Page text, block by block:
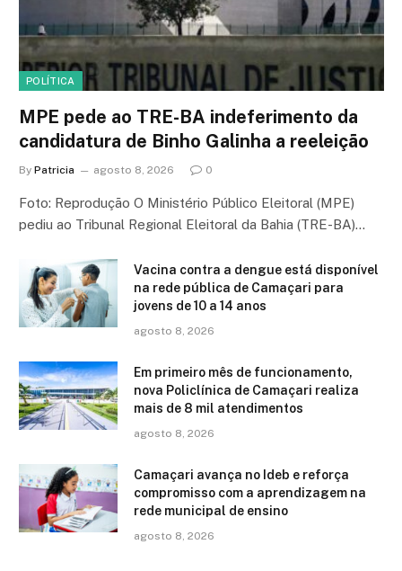
POLÍTICA
MPE pede ao TRE-BA indeferimento da
candidatura de Binho Galinha a reeleição
By Patricia agosto 8, 2026 0
Foto: Reprodução O Ministério Público Eleitoral (MPE)
pediu ao Tribunal Regional Eleitoral da Bahia (TRE-BA)…
Vacina contra a dengue está disponível
na rede pública de Camaçari para
jovens de 10 a 14 anos
agosto 8, 2026
Em primeiro mês de funcionamento,
nova Policlínica de Camaçari realiza
mais de 8 mil atendimentos
agosto 8, 2026
Camaçari avança no Ideb e reforça
compromisso com a aprendizagem na
rede municipal de ensino
agosto 8, 2026